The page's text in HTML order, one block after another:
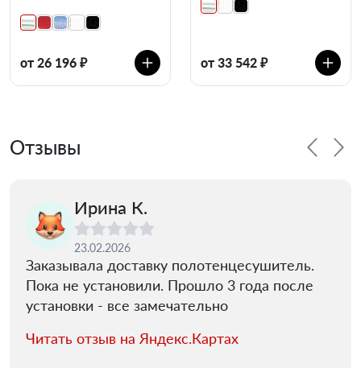
от 26 196 ₽ от 33 542 ₽
Отзывы
Ирина К.
23.02.2026
Заказывала доставку полотенцесушитель.
Пока не установили. Прошло 3 года после
установки - все замечательно
Читать отзыв на Яндекс.Картах